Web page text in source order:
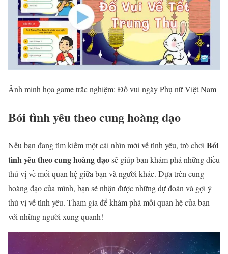
Ảnh minh họa game trắc nghiệm: Đố vui ngày Phụ nữ Việt Nam
Bói tình yêu theo cung hoàng đạo
Nếu bạn đang tìm kiếm một cái nhìn mới về tình yêu, trò chơi Bói
tình yêu theo cung hoàng đạosẽ giúp bạn khám phá những điều
thú vị về mối quan hệ giữa bạn và người khác. Dựa trên cung
hoàng đạo của mình, bạn sẽ nhận được những dự đoán và gợi ý
thú vị về tình yêu. Tham gia để khám phá mối quan hệ của bạn
với những người xung quanh!